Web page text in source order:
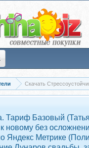
Скачать
Тариф Базовый
новому без
Яндекс Метрике